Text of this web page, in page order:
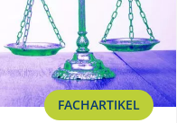
FACHARTIKEL